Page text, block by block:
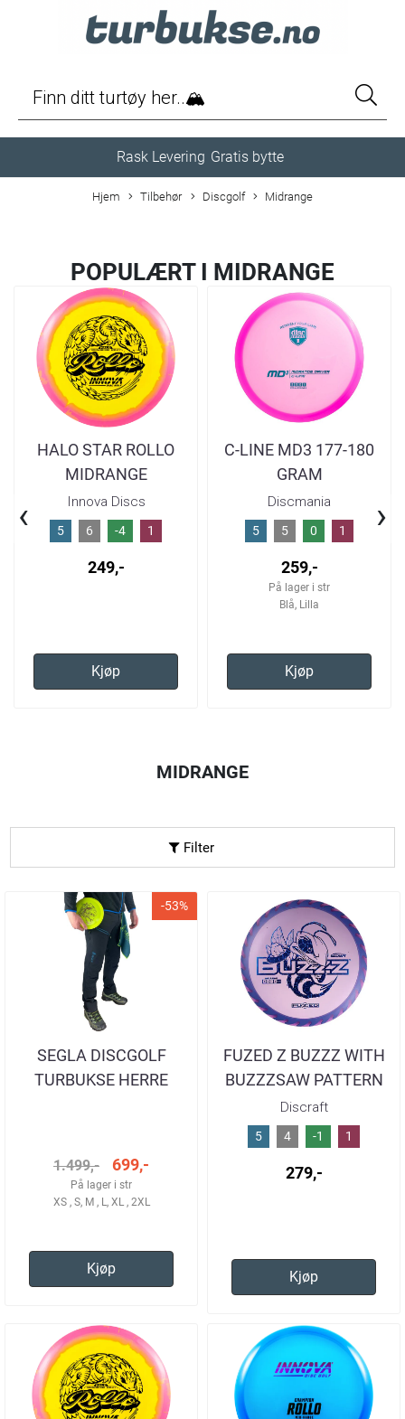
Rask Levering Gratis bytte
Hjem Tilbehør Discgolf Midrange
POPULÆRT I MIDRANGE
HALO STAR ROLLO
MIDRANGE
Innova Discs
5 6 -4 1
249,-
Kjøp
C-LINE MD3 177-180
GRAM
Discmania
5 5 0 1
259,-
På lager i str
Blå, Lilla
Kjøp
‹ ›
MIDRANGE
Filter
-53%
SEGLA DISCGOLF
TURBUKSE HERRE
1.499,- 699,-
På lager i str
XS , S, M , L, XL , 2XL
Kjøp
FUZED Z BUZZZ WITH
BUZZZSAW PATTERN
Discraft
5 4 -1 1
279,-
Kjøp